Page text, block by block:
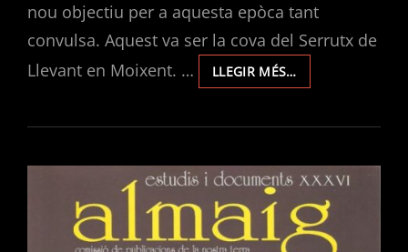
nou objectiu per a aquesta epòca tant
convulsa. Aquest va ser la cova del Serrutx de
Llevant en Moixent. …
LLEGIR MÉS…EXPLORACIONS
EN
COVA
SERRUTX
DE
LLEVANT
(MOIXENT)